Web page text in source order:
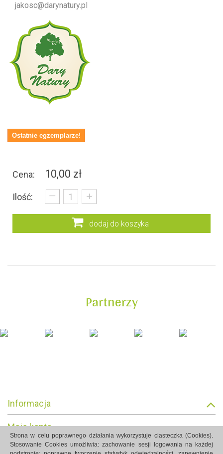
Strona w celu poprawnego działania wykorzystuje ciasteczka (Cookies).
Stosowanie Cookies umożliwia: zachowanie sesji logowania na każdej
jakosc@darynatury.pl
Ostatnie egzemplarze!
Cena: 10,00 zł
Ilość:
_ +
dodaj do koszyka
Partnerzy
Informacja
Moje konto
Informacja o sklepie